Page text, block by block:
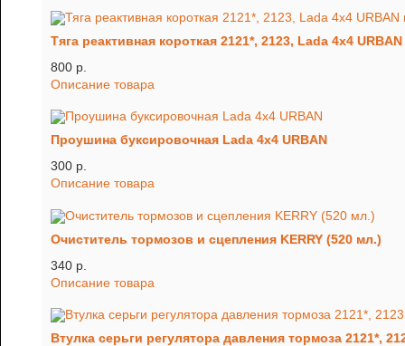
Тяга реактивная короткая 2121*, 2123, Lada 4x4
800 p.
Описание товара
Проушина буксировочная Lada 4x4 URBAN
300 p.
Описание товара
Очиститель тормозов и сцепления KERRY (520 мл.)
340 p.
Описание товара
Втулка серьги регулятора давления тормоза 2121*,